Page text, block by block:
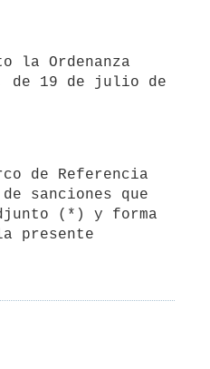
de 19 de julio de
sanciones que
(*) y forma
presente